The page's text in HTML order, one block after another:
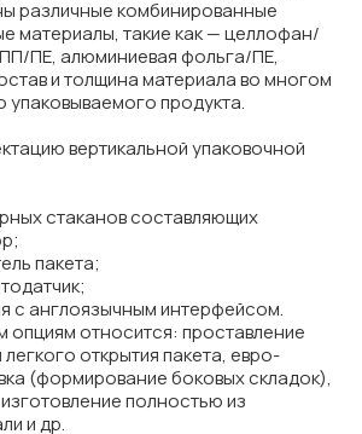
различные комбинированные
материалы, такие как — целлофан/
ПЕ, алюминиевая фольга/ПЕ,
и толщина материала во многом
упаковываемого продукта.
вертикальной упаковочной
стаканов составляющих
пакета;
с англоязычным интерфейсом.
опциям относится: проставление
открытия пакета, евро-
(формирование боковых складок),
полностью из
и др.